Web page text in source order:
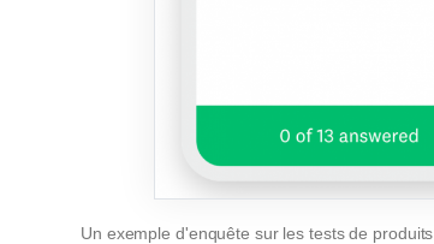
Un exemple d'enquête sur les tests de